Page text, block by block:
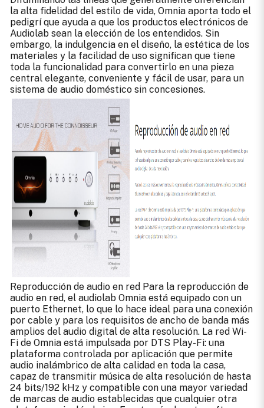
la alta fidelidad del estilo de vida, Omnia aporta todo el
pedigrí que ayuda a que los productos electrónicos de
Audiolab sean la elección de los entendidos. Sin
embargo, la indulgencia en el diseño, la estética de los
materiales y la facilidad de uso significan que tiene
toda la funcionalidad para convertirlo en una pieza
central elegante, conveniente y fácil de usar, para un
sistema de audio doméstico sin concesiones.
Reproducción de audio en red Para la reproducción de
audio en red, el audiolab Omnia está equipado con un
puerto Ethernet, lo que lo hace ideal para una conexión
por cable y para los requisitos de ancho de banda más
amplios del audio digital de alta resolución. La red Wi-
Fi de Omnia está impulsada por DTS Play-Fi: una
plataforma controlada por aplicación que permite
audio inalámbrico de alta calidad en toda la casa,
capaz de transmitir música de alta resolución de hasta
24 bits/192 kHz y compatible con una mayor variedad
de marcas de audio establecidas que cualquier otra